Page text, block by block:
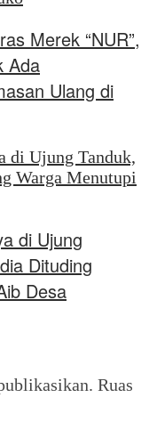
Merek “NUR”,
Ada
Ulang di
di Ujung
Dituding
Desa
Ruas